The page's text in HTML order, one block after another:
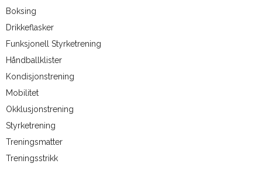
Boksing
Drikkeflasker
Funksjonell Styrketrening
Håndballklister
Kondisjonstrening
Mobilitet
Okklusjonstrening
Styrketrening
Treningsmatter
Treningsstrikk